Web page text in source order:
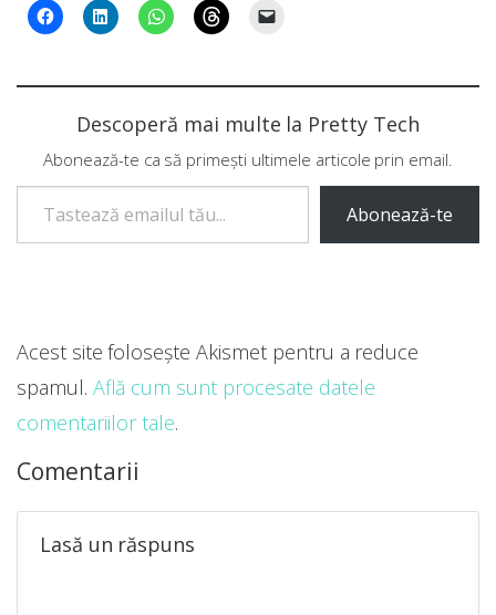
Descoperă mai multe la Pretty Tech
Abonează-te ca să primești ultimele articole prin email.
Tastează emailul tău...
Abonează-te
Comentarii
Lasă un răspuns
Acest site folosește Akismet pentru a reduce
spamul. Află cum sunt procesate datele
comentariilor tale.